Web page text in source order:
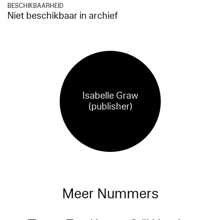
BESCHIKBAARHEID
Niet beschikbaar in archief
Isabelle Graw
(publisher)
Meer Nummers